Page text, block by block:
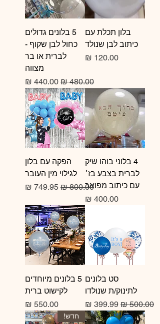
בלון תכלת עם
כיתוב לבן שנולד
מחיר
5 בלונים גדולים
כחול לבן שקוף -
לברית או בר
מצווה
מחיר רגיל מחיר מבצע
4 בלוני בוהו שיק
לברית בצבע בז׳
עם כיתוב מפואר
מחיר
הפקה עם בלון
לגילוי מין העובר
מחיר רגיל מחיר מבצע
סט בלונים
לתינוק/ת שנולדו
מחיר רגיל מחיר מבצע
5 בלונים מיוחדים
לקישוט ברית
מחיר
חדש!